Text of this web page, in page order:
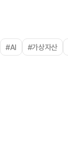
#AI #가상자산